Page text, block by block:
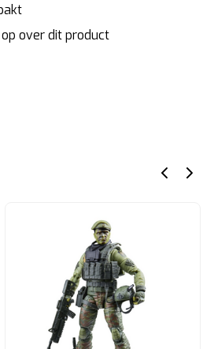
over dit product